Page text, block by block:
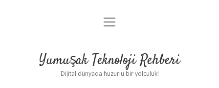
Anasayfa
Yasal Uyarı
menüyü
Yumuşak Teknoloji Rehberi
Dijital dünyada huzurlu bir yolculuk!